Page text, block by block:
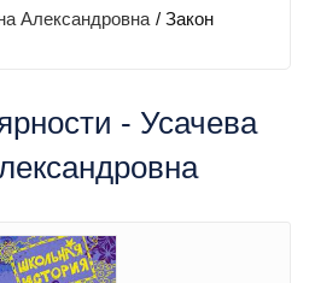
Александровна / Закон
- Усачева